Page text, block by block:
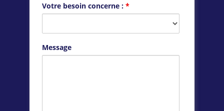
Votre besoin concerne : *
Message